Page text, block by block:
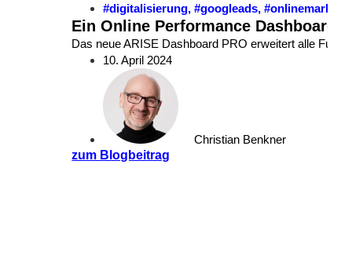
#digitalisierung,#googleads,
Ein Online Performance Dashboard
Das neue ARISE Dashboard PRO erweitert alle
10. April 2024
Christian Benkner
zum Blogbeitrag